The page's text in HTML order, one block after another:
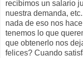
recibimos un salario
nuestra demanda,
nada de eso nos
tenemos lo que
que obtenerlo nos
felices? Cuando